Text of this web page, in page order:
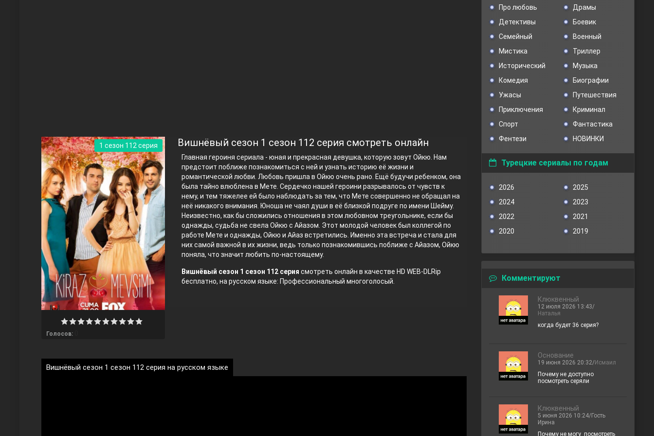
Правосyдие
Любовь напрокат
Вишнёвый сезон 1 сезон 112 серия смотреть онлайн
Главная героиня сериала - юная и прекрасная девушка, которую зовут Ойкю. Нам
предстоит поближе познакомиться с ней и узнать историю её жизни и
романтической любви. Любовь пришла в Ойкю очень рано. Ещё будучи ребенком, она
была тайно влюблена в Мете. Сердечко нашей героини разрывалось от чувств к
нему, и тем тяжелее ей было наблюдать за тем, что Мете совершенно не обращал на
неё никакого внимания. Юноша не чаял души в её близкой подруге по имени Шейму.
Неизвестно, как бы сложились отношения в этом любовном треугольнике, если бы
однажды, судьба не свела Ойкю с Айазом. Этот молодой человек был коллегой по
работе Мете и однажды, Ойкю и Айаз встретились. Именно эта встреча и стала для
них самой важной в их жизни, ведь только познакомившись поближе с Айазом, Ойкю
поняла, что значит любить по-настоящему.
Вишнёвый сезон 1 сезон 112 серия смотреть онлайн в качестве HD WEB-DLRip
бесплатно, на русском языке: Профессиональный многоголосый.
Голосов:
1 сезон 112 серия
Вишнёвый сезон 1 сезон 112 серия на русском языке
Про любовь
Драмы
Детективы
Боевик
Семейный
Военный
Мистика
Триллер
Исторический
Музыка
Комедия
Биографии
Ужасы
Путешествия
Приключения
Криминал
Спорт
Фантастика
Фентези
НОВИНКИ
Турецкие сериалы по годам
2026
2025
2024
2023
2022
2021
2020
2019
Комментируют
Клюквенный
12 июля 2026 13:43/
Наталья
когда будет 36 серия?
Основание
19 июня 2026 20:32/Исмаил
Почему не доступно
посмотреть серяли
Клюквенный
5 июня 2026 10:24/Гость
Ирина
Почему не могу посмотреть